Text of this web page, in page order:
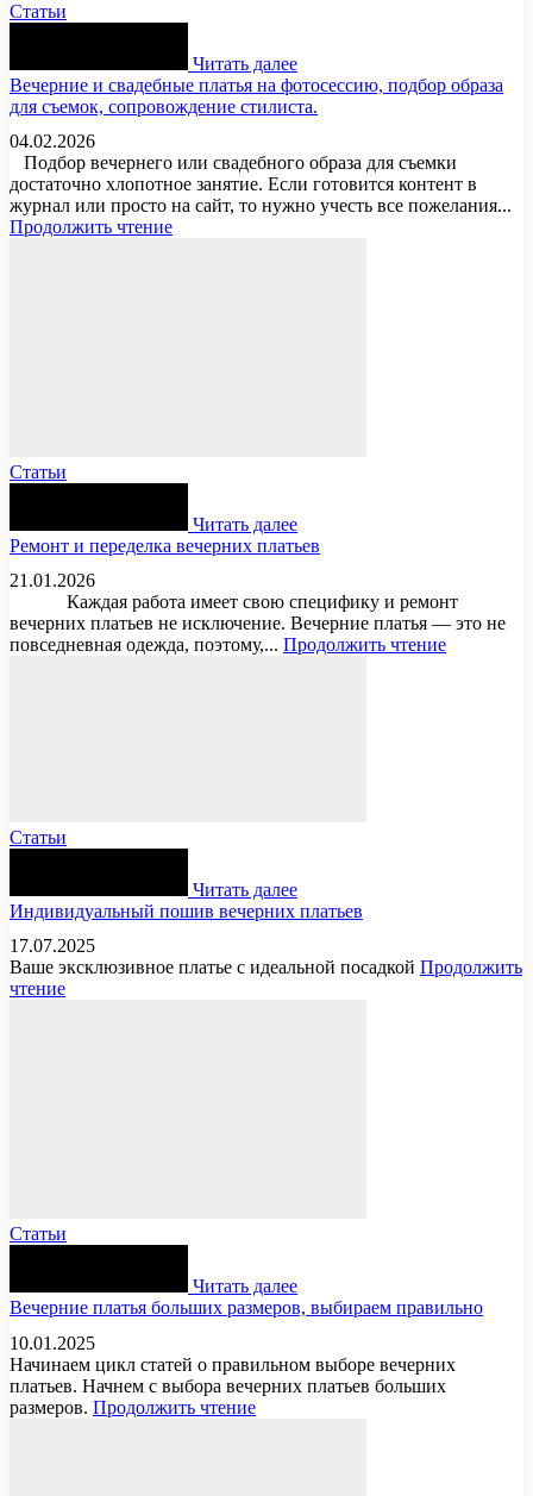
Статьи
Читать далее
Вечерние и свадебные платья на фотосессию, подбор образа
для съемок, сопровождение стилиста.
04.02.2026
Подбор вечернего или свадебного образа для съемки
достаточно хлопотное занятие. Если готовится контент в
журнал или просто на сайт, то нужно учесть все пожелания...
Продолжить чтение
Статьи
Читать далее
Ремонт и переделка вечерних платьев
21.01.2026
Каждая работа имеет свою специфику и ремонт
вечерних платьев не исключение. Вечерние платья — это не
повседневная одежда, поэтому,... Продолжить чтение
Статьи
Читать далее
Индивидуальный пошив вечерних платьев
17.07.2025
Ваше эксклюзивное платье с идеальной посадкой Продолжить
чтение
Статьи
Читать далее
Вечерние платья больших размеров, выбираем правильно
10.01.2025
Начинаем цикл статей о правильном выборе вечерних
платьев. Начнем с выбора вечерних платьев больших
размеров. Продолжить чтение